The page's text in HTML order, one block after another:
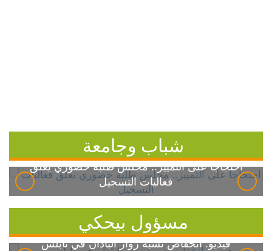
شباب وجامعة
احتجاجاً على التمييز.. مجلس طلبة خضوري يعلق
فعاليات التسجيل
مسؤول بيحكي
فيديو: انخفاض نسبة زوار الباذان في نابلس